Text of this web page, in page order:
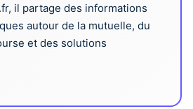
il partage des informations
autour de la mutuelle, du
et des solutions